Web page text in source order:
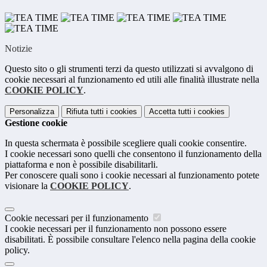
Notizie
Questo sito o gli strumenti terzi da questo utilizzati si avvalgono di
cookie necessari al funzionamento ed utili alle finalità illustrate nella
COOKIE POLICY.
Personalizza Rifiuta tutti i cookies Accetta tutti i cookies
Gestione cookie
In questa schermata è possibile scegliere quali cookie consentire.
I cookie necessari sono quelli che consentono il funzionamento della
piattaforma e non è possibile disabilitarli.
Per conoscere quali sono i cookie necessari al funzionamento potete
visionare la COOKIE POLICY.
Cookie necessari per il funzionamento
I cookie necessari per il funzionamento non possono essere
disabilitati. È possibile consultare l'elenco nella pagina della cookie
policy.